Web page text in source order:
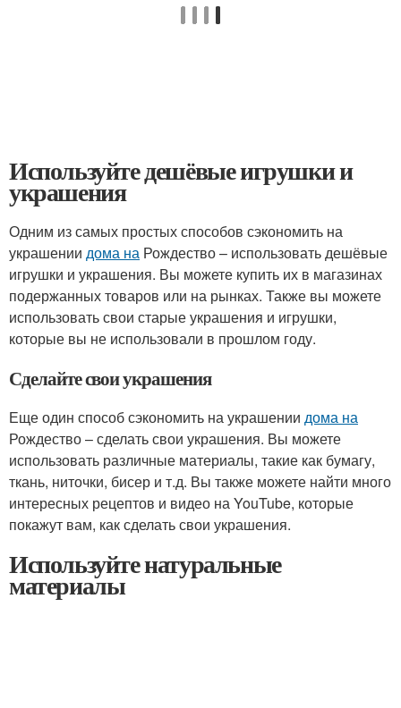
Используйте дешёвые игрушки и
украшения
Одним из самых простых способов сэкономить на
украшении дома на Рождество – использовать дешёвые
игрушки и украшения. Вы можете купить их в магазинах
подержанных товаров или на рынках. Также вы можете
использовать свои старые украшения и игрушки,
которые вы не использовали в прошлом году.
Сделайте свои украшения
Еще один способ сэкономить на украшении дома на
Рождество – сделать свои украшения. Вы можете
использовать различные материалы, такие как бумагу,
ткань, ниточки, бисер и т.д. Вы также можете найти много
интересных рецептов и видео на YouTube, которые
покажут вам, как сделать свои украшения.
Используйте натуральные
материалы